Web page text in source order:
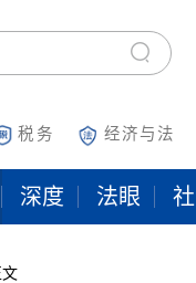
税务 经济与法
深度 法眼
文